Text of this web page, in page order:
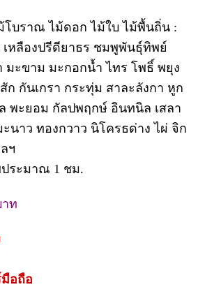
บราณ ไม้ดอก ไม้ใบ ไม้พื้นถิ่น :
หลืองปรีดียาธร ชมพูพันธุ์ทิพย์
มะขาม มะกอกน้ำ ไทร โพธิ์ พยุง
ก กันเกรา กระทุ่ม สาละลังกา หูก
พะยอม กัลปพฤกษ์ อินทนิล เสลา
นาว ทองกวาว นิโครธด่าง ไผ่ จิก
ฯ
ประมาณ 1 ชม.
ท
อถือ